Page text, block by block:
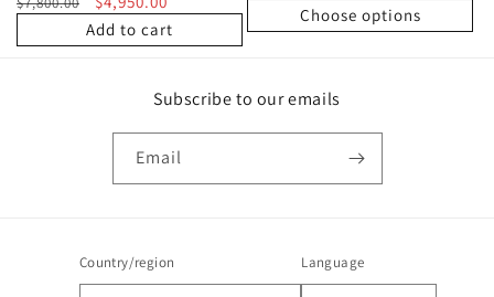
price price
Add to cart
Choose options
Subscribe to our emails
Email
Country/region Language